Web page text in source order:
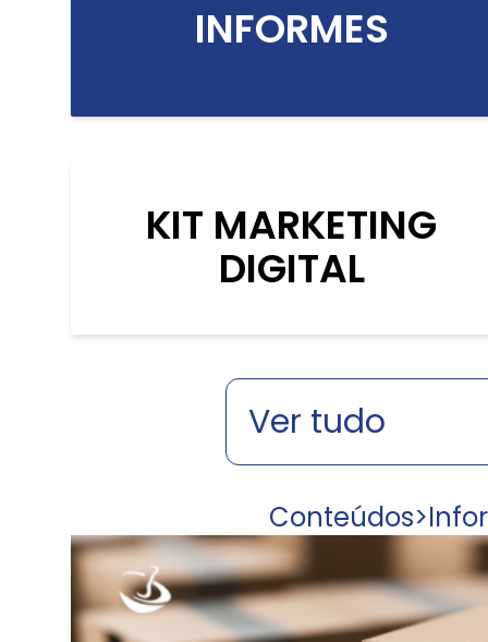
INFORMES
KIT MARKETING
DIGITAL
Conteúdos>